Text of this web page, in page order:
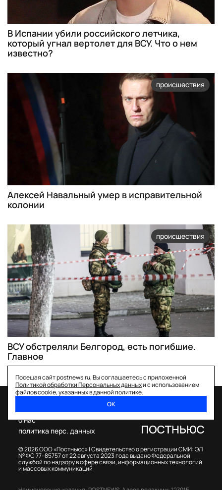
В Испании убили российского летчика,
который угнал вертолет для ВСУ. Что о нем
известно?
происшествия
Алексей Навальный умер в исправительной
колонии
происшествия
ВСУ обстреляли Белгород, есть погибшие.
Главное
Посещая сайт postnews.ru, Вы соглашаетесь с приложенной
Политикой обработки Персональных данныхи с использованием
файлов cookie, указанных в данной политике.
ОК
© 2026 ООО «Постньюс» |Свидетельство о регистрации СМИ: ЭЛ
№ ФС 77–85757 от 22 августа 2023 года выдано Федеральной
службой по надзору в сфере связи, информационных технологий
и массовых коммуникаций
о нас
политика перс. данных